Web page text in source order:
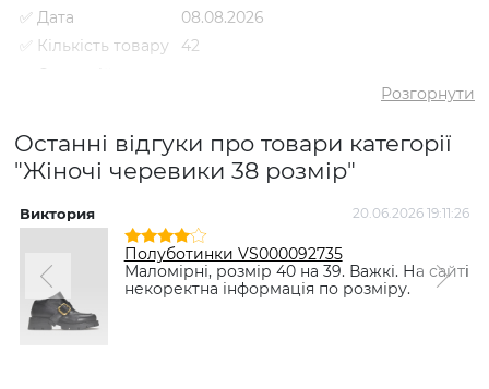
✅ Дата
08.08.2026
✅ Кількість товару
42
✅ Середній
✅ Найдешевший
товар
1600 грн
товар
Найпопулярніший
товар
Напівчеревики VS000085603
Коричневий - 2190 грн
Розгорнути
Останні відгуки про товари категорії
"Жіночі черевики 38 розмір"
Виктория 20.06.2026 19:11:26
Полуботинки VS000092735
Маломірні, розмір 40 на 39. Важкі. На сайті
некоректна інформація по розміру.